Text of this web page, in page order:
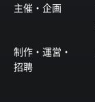
主催・企画
制作・運営・
招聘